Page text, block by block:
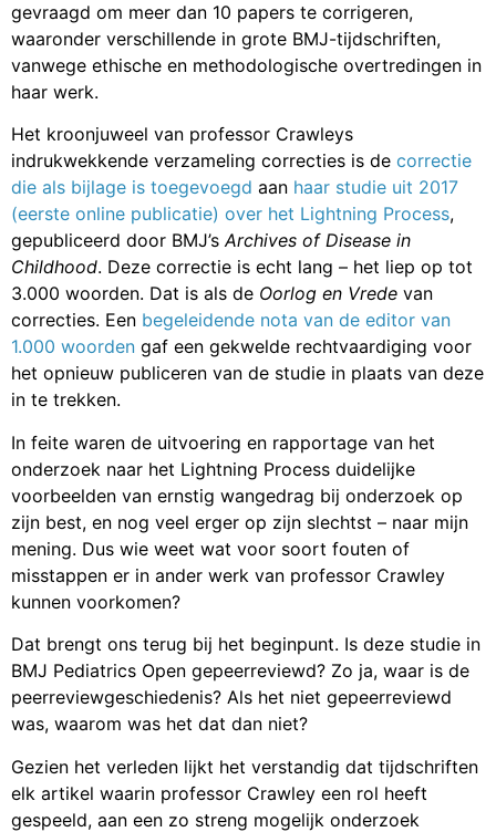
gevraagd om meer dan 10 papers te corrigeren,
waaronder verschillende in grote BMJ-tijdschriften,
vanwege ethische en methodologische overtredingen in
haar werk.
Het kroonjuweel van professor Crawleys
indrukwekkende verzameling correcties is de correctie
die als bijlage is toegevoegd aan haar studie uit 2017
(eerste online publicatie) over het Lightning Process,
gepubliceerd door BMJ’sArchives of Disease in
Childhood. Deze correctie is echt lang – het liep op tot
3.000 woorden. Dat is als de Oorlog en Vrede van
correcties. Een begeleidende nota van de editor van
1.000 woorden gaf een gekwelde rechtvaardiging voor
het opnieuw publiceren van de studie in plaats van deze
in te trekken.
In feite waren de uitvoering en rapportage van het
onderzoek naar het Lightning Process duidelijke
voorbeelden van ernstig wangedrag bij onderzoek op
zijn best, en nog veel erger op zijn slechtst – naar mijn
mening. Dus wie weet wat voor soort fouten of
misstappen er in ander werk van professor Crawley
kunnen voorkomen?
Dat brengt ons terug bij het beginpunt. Is deze studie in
BMJ Pediatrics Open gepeerreviewd? Zo ja, waar is de
peerreviewgeschiedenis? Als het niet gepeerreviewd
was, waarom was het dat dan niet?
Gezien het verleden lijkt het verstandig dat tijdschriften
elk artikel waarin professor Crawley een rol heeft
gespeeld, aan een zo streng mogelijk onderzoek